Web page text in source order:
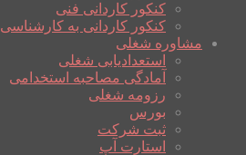
کنکور کاردانی فنی
کنکور کاردانی به کارشناسی
مشاوره شغلی
استعدادیابی شغلی
آمادگی مصاحبه استخدامی
رزومه شغلی
بورس
ثبت شرکت
استارت آپ